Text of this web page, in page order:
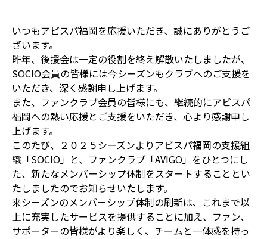
いつもアビスパ福岡を応援いただき、誠にありがとうご
ざいます。
昨年、後援会は一定の役割を終え解散いたしましたが、
SOCIO会員の皆様には今シーズンもクラブへのご支援を
いただき、深く感謝申し上げます。
また、ファンクラブ会員の皆様にも、継続的にアビスパ
福岡への熱い応援とご支援をいただき、心より感謝申し
上げます。
このたび、２０２５シーズンよりアビスパ福岡の支援組
織「SOCIO」と、ファンクラブ「AVIGO」をひとつにし
た、新たなメンバーシップ体制をスタートすることとい
たしましたのでお知らせいたします。
来シーズンのメンバーシップ体制の刷新は、これまで以
上に充実したサービスを提供することに加え、ファン、
サポーターの皆様がより楽しく、チームと一体感を持っ